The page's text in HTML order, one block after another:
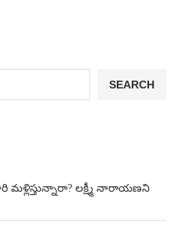
SEARCH
మళ్లిస్తున్నారా? లక్ష్మీ నారాయణని